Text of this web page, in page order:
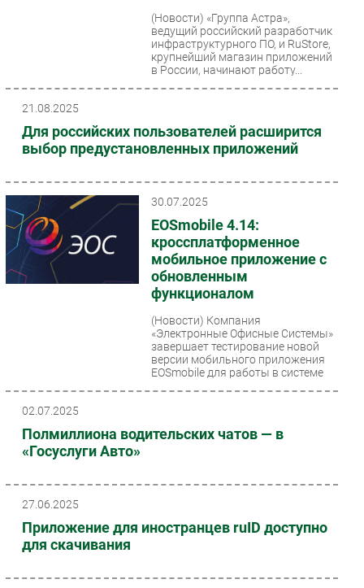
(Новости) «Группа Астра»,
ведущий российский разработчик
инфраструктурного ПО, и RuStore,
крупнейший магазин приложений
в России, начинают работу...
21.08.2025
Для российских пользователей расширится
выбор предустановленных приложений
30.07.2025
EOSmobile 4.14:
кроссплатформенное
мобильное приложение с
обновленным
функционалом
(Новости) Компания
«Электронные Офисные Системы»
завершает тестирование новой
версии мобильного приложения
EOSmobile для работы в системе
02.07.2025
Полмиллиона водительских чатов — в
«Госуслуги Авто»
27.06.2025
Приложение для иностранцев ruID доступно
для скачивания